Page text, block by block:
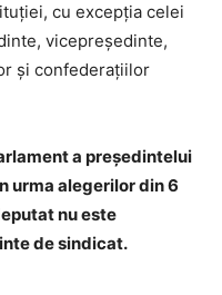
cu excepţia celei
vicepreşedinte,
şi confederaţiilor
a președintelui
urma alegerilor din 6
nu este
de sindicat.